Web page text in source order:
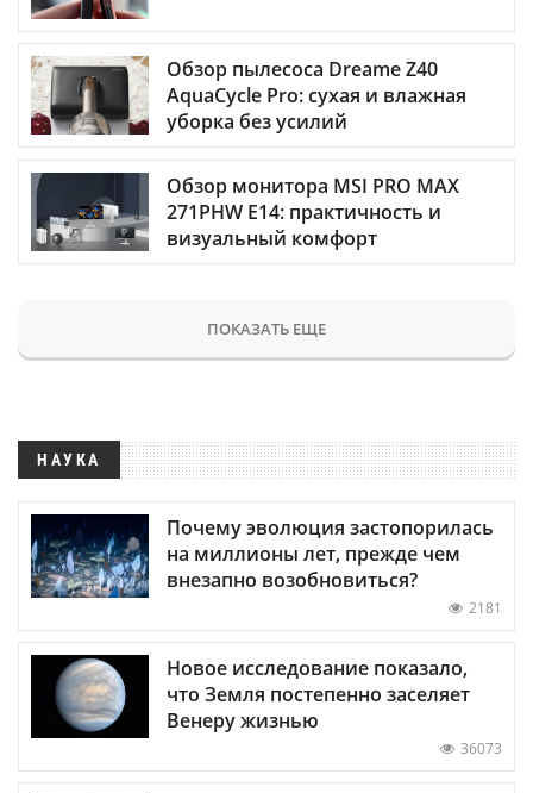
Обзор пылесоса Dreame Z40
AquaCycle Pro: сухая и влажная
уборка без усилий
Обзор монитора MSI PRO MAX
271PHW E14: практичность и
визуальный комфорт
ПОКАЗАТЬ ЕЩЕ
НАУКА
Почему эволюция застопорилась
на миллионы лет, прежде чем
внезапно возобновиться?
2181
Новое исследование показало,
что Земля постепенно заселяет
Венеру жизнью
36073